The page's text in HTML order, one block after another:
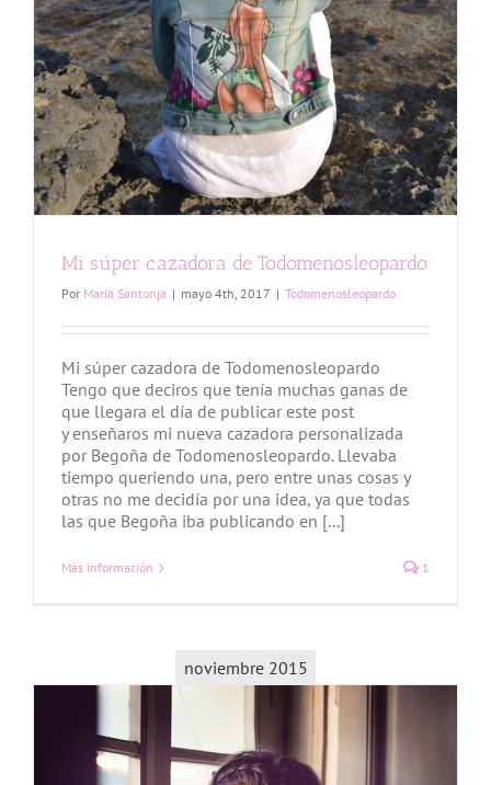
Mi súper cazadora de Todomenosleopardo
Por Maria Santonja | mayo 4th, 2017 | Todomenosleopardo
Mi súper cazadora de Todomenosleopardo
Tengo que deciros que tenía muchas ganas de
que llegara el día de publicar este post
y enseñaros mi nueva cazadora personalizada
por Begoña de Todomenosleopardo. Llevaba
tiempo queriendo una, pero entre unas cosas y
otras no me decidía por una idea, ya que todas
las que Begoña iba publicando en [...]
Más información 1
noviembre 2015